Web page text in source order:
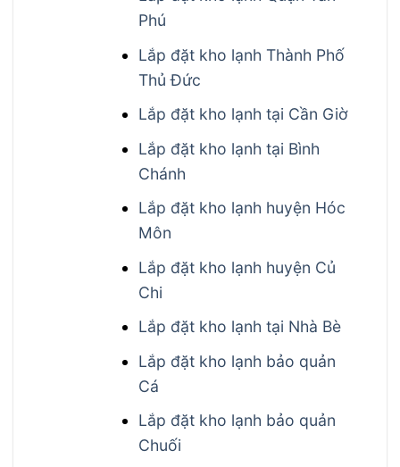
Phú
Lắp đặt kho lạnh Thành Phố
Thủ Đức
Lắp đặt kho lạnh tại Cần Giờ
Lắp đặt kho lạnh tại Bình
Chánh
Lắp đặt kho lạnh huyện Hóc
Môn
Lắp đặt kho lạnh huyện Củ
Chi
Lắp đặt kho lạnh tại Nhà Bè
Lắp đặt kho lạnh bảo quản
Cá
Lắp đặt kho lạnh bảo quản
Chuối